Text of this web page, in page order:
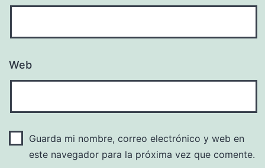
Web
Guarda mi nombre, correo electrónico y web en
este navegador para la próxima vez que comente.